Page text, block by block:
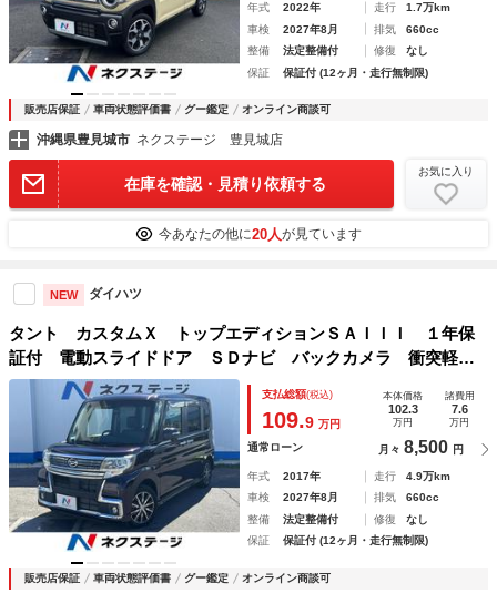
年式 2022年 走行
1.7万km
車検
2027年8月 排気
660cc
整備
法定整備付 修復
なし
保証
保証付 (12ヶ月・走行無制限)
販売店保証 車両状態評価書 グー鑑定 オンライン商談可
沖縄県豊見城市 ネクステージ 豊見城店
在庫を確認・見積り依頼する
お気に入り
今あなたの他に20人が見ています
NEW ダイハツ
タント カスタムＸ トップエディションＳＡＩＩＩ １年保
証付 電動スライドドア ＳＤナビ バックカメラ 衝突軽減
システム 禁煙車 シートヒーター ドラレコ コーナーセン
サー スマートキー ＬＥＤヘッド ＥＴＣ 純正アルミ オ
ートライト オートエアコン
支払総額(税込)
109.9 万円
本体価格
102.3
万円
諸費用
7.6
万円
通常ローン 月々 8,500 円
年式 2017年 走行
4.9万km
車検
2027年8月 排気
660cc
整備
法定整備付 修復
なし
保証
保証付 (12ヶ月・走行無制限)
販売店保証 車両状態評価書 グー鑑定 オンライン商談可